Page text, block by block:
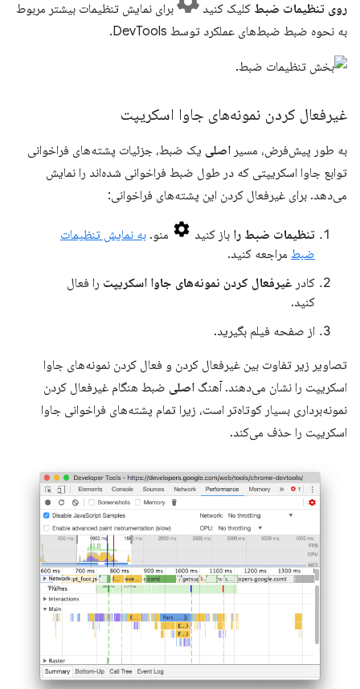
روی تنظیمات ضبط کلیک کنید
برای نمایش تنظیمات بیشتر مربوط
به نحوه ضبط ضبط‌های عملکرد توسط DevTools.
غیرفعال کردن نمونه‌های جاوا اسکریپت
به طور پیش‌فرض، مسیر اصلی یک ضبط، جزئیات پشته‌های فراخوانی
توابع جاوا اسکریپتی که در طول ضبط فراخوانی شده‌اند را نمایش
می‌دهد. برای غیرفعال کردن این پشته‌های فراخوانی:
تنظیمات ضبط را باز کنید منو. به نمایش تنظیمات
ضبط مراجعه کنید.
کادر غیرفعال کردن نمونه‌های جاوا اسکریپت را فعال
کنید.
از صفحه فیلم بگیرید.
تصاویر زیر تفاوت بین غیرفعال کردن و فعال کردن نمونه‌های جاوا
اسکریپت را نشان می‌دهند. آهنگ اصلی ضبط هنگام غیرفعال کردن
نمونه‌برداری بسیار کوتاه‌تر است، زیرا تمام پشته‌های فراخوانی جاوا
اسکریپت را حذف می‌کند.